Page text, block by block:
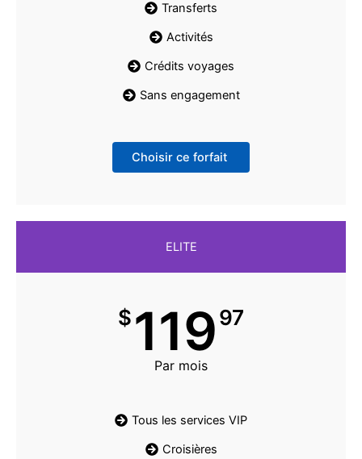
Transferts
Activités
Crédits voyages
Sans engagement
Choisir ce forfait
ELITE
$11997
Par mois
Tous les services VIP
Croisières